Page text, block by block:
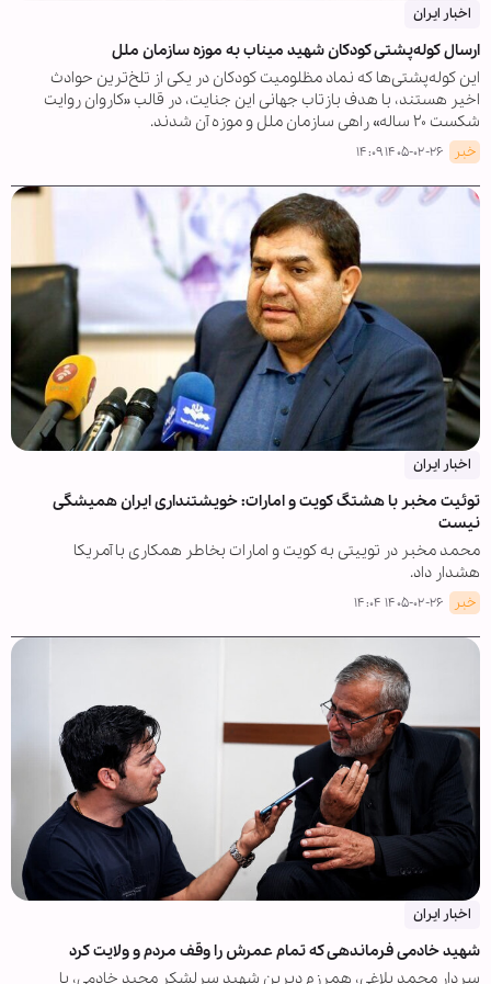
اخبار ایران
ارسال کوله‌پشتی کودکان شهید میناب به موزه سازمان ملل
این کوله‌پشتی‌ها که نماد مظلومیت کودکان در یکی از تلخ‌ترین حوادث
اخیر هستند، با هدف بازتاب جهانی این جنایت، در قالب «کاروان روایت
شکست ۲۰ ساله» راهی سازمان ملل و موزه آن شدند.
خبر ۱۴۰۵-۰۲-۲۶ ۱۴:۰۹
اخبار ایران
توئیت مخبر با هشتگ کویت و امارات: خویشتنداری ایران همیشگی
نیست
محمد مخبر در توییتی به کویت و امارات بخاطر همکاری با آمریکا
هشدار داد.
خبر ۱۴۰۵-۰۲-۲۶ ۱۴:۰۴
اخبار ایران
شهید خادمی فرماندهی که تمام عمرش را وقف مردم و ولایت کرد
سردار محمد بلاغی، همرزم دیرین شهید سرلشکر مجید خادمی، با